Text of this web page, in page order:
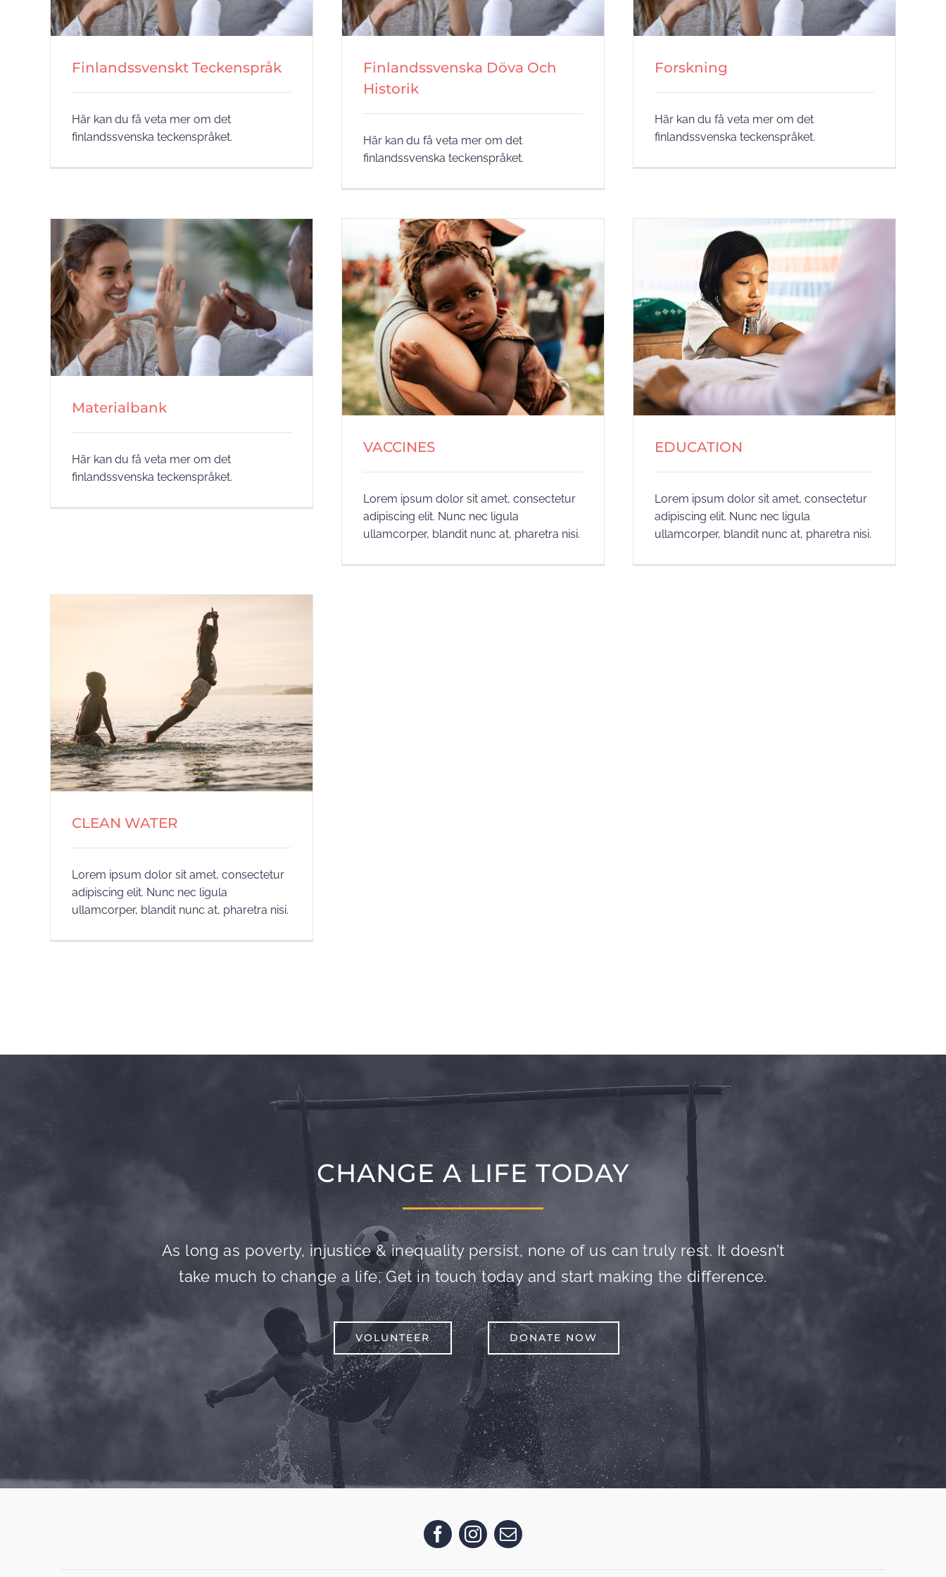
Finlandssvenskt Teckenspråk
Här kan du få veta mer om det
finlandssvenska teckenspråket.
Finlandssvenska Döva Och
Historik
Här kan du få veta mer om det
finlandssvenska teckenspråket.
Forskning
Här kan du få veta mer om det
finlandssvenska teckenspråket.
Materialbank
Här kan du få veta mer om det
finlandssvenska teckenspråket.
VACCINES
Lorem ipsum dolor sit amet, consectetur
adipiscing elit. Nunc nec ligula
ullamcorper, blandit nunc at, pharetra nisi.
EDUCATION
Lorem ipsum dolor sit amet, consectetur
adipiscing elit. Nunc nec ligula
ullamcorper, blandit nunc at, pharetra nisi.
CLEAN WATER
Lorem ipsum dolor sit amet, consectetur
adipiscing elit. Nunc nec ligula
ullamcorper, blandit nunc at, pharetra nisi.
CHANGE A LIFE TODAY
As long as poverty, injustice & inequality persist, none of us can truly rest. It doesn’t
take much to change a life, Get in touch today and start making the difference.
VOLUNTEER DONATE NOW